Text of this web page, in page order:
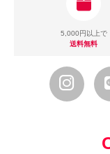
5,000円以上で
送料無料